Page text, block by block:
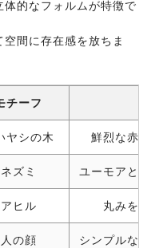
的なフォルムが特徴で
間に存在感を放ちま
チーフ
ヤシの木 鮮烈な赤が
ネズミ ユーモアと
アヒル 丸みを帯
人の顔 シンプルな